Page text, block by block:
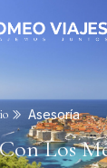
Asesoría
Los